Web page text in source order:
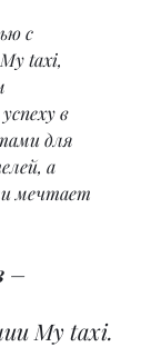
с
taxi,
в
для
а
мечтает
–
My taxi.